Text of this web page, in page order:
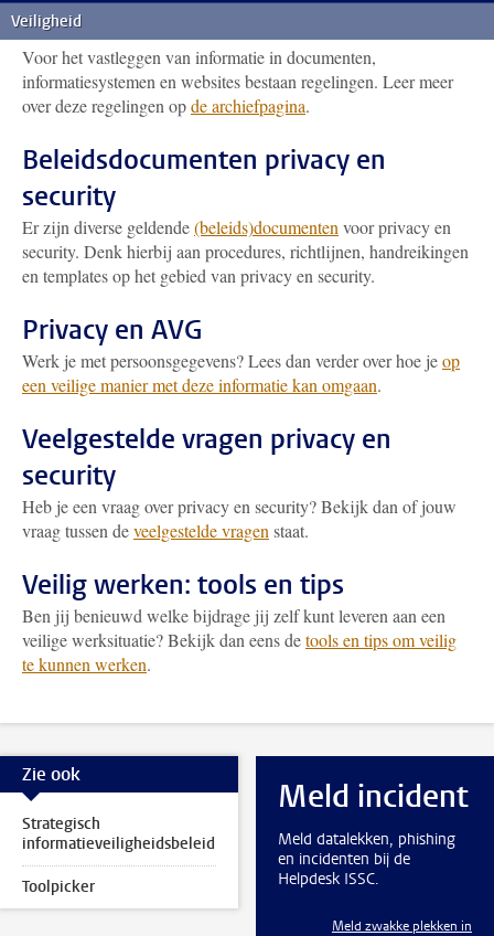
Veiligheid
Archiefbeheer
Voor het vastleggen van informatie in documenten,
informatiesystemen en websites bestaan regelingen. Leer meer
over deze regelingen opde archiefpagina.
Beleidsdocumenten privacy en
security
Er zijn diverse geldende(beleids)documenten voor privacy en
security. Denk hierbij aan procedures, richtlijnen, handreikingen
en templates op het gebied van privacy en security.
Privacy en AVG
Werk je met persoonsgegevens? Lees dan verder over hoe jeop
een veilige manier met deze informatie kan omgaan.
Veelgestelde vragen privacy en
security
Heb je een vraag over privacy en security? Bekijk dan of jouw
vraag tussen deveelgestelde vragen staat.
Veilig werken: tools en tips
Ben jij benieuwd welke bijdrage jij zelf kunt leveren aan een
veilige werksituatie? Bekijk dan eens detools en tips om veilig
te kunnen werken.
Zie ook
Strategisch
informatieveiligheidsbeleid
Toolpicker
Meld incident
Meld datalekken, phishing
en incidenten bij de
Helpdesk ISSC.
Meld zwakke plekken in